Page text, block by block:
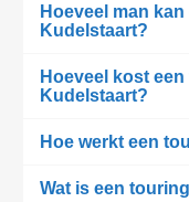
Hoeveel man
Kudelstaart?
Hoeveel kost
Kudelstaart?
Hoe werkt een
Wat is een